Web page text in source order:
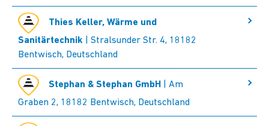
Thies Keller, Wärme und
Sanitärtechnik | Stralsunder Str. 4, 18182
Bentwisch, Deutschland
Stephan & Stephan GmbH | Am
Graben 2, 18182 Bentwisch, Deutschland